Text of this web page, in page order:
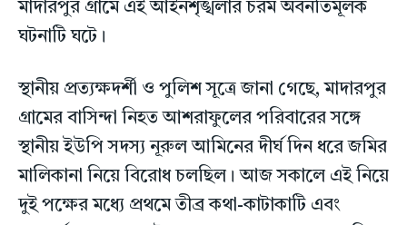
মাদারপুর গ্রামে এই আইনশৃঙ্খলার চরম অবনতিমূলক
ঘটনাটি ঘটে।
স্থানীয় প্রত্যক্ষদর্শী ও পুলিশ সূত্রে জানা গেছে, মাদারপুর
গ্রামের বাসিন্দা নিহত আশরাফুলের পরিবারের সঙ্গে
স্থানীয় ইউপি সদস্য নূরুল আমিনের দীর্ঘ দিন ধরে জমির
মালিকানা নিয়ে বিরোধ চলছিল। আজ সকালে এই নিয়ে
দুই পক্ষের মধ্যে প্রথমে তীব্র কথা-কাটাকাটি এবং